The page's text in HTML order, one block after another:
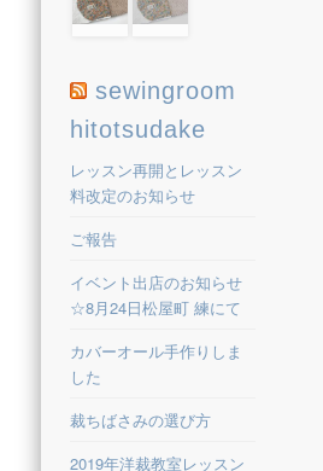
sewingroom
hitotsudake
レッスン再開とレッスン
料改定のお知らせ
ご報告
イベント出店のお知らせ
☆8月24日松屋町 練にて
カバーオール手作りしま
した
裁ちばさみの選び方
2019年洋裁教室レッスン